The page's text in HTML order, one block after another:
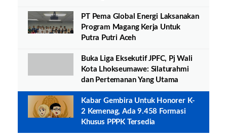
PT Pema Global Energi Laksanakan
Program Magang Kerja Untuk
Putra Putri Aceh
Buka Liga Eksekutif JPFC, Pj Wali
Kota Lhokseumawe: Silaturahmi
dan Pertemanan Yang Utama
Kabar Gembira Untuk Honorer K-
2 Kemenag, Ada 9.458 Formasi
Khusus PPPK Tersedia